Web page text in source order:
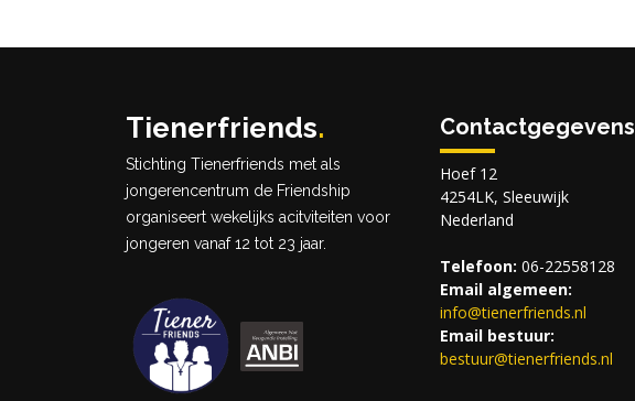
Tienerfriends.
Stichting Tienerfriends met als
jongerencentrum de Friendship
organiseert wekelijks acitviteiten voor
jongeren vanaf 12 tot 23 jaar.
Contactgegevens
Hoef 12
4254LK, Sleeuwijk
Nederland
Telefoon: 06-22558128
Email algemeen:
info@tienerfriends.nl
Email bestuur:
bestuur@tienerfriends.nl